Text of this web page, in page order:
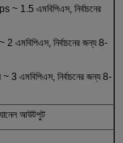
1.5 এমবিপিএস, নির্বাচনের
নির্বাচনের জন্য 8-
3 এমবিপিএস, নির্বাচনের জন্য 8-
আউটপুট